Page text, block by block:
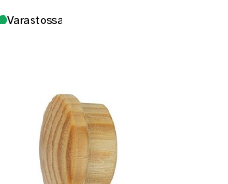
Varastossa